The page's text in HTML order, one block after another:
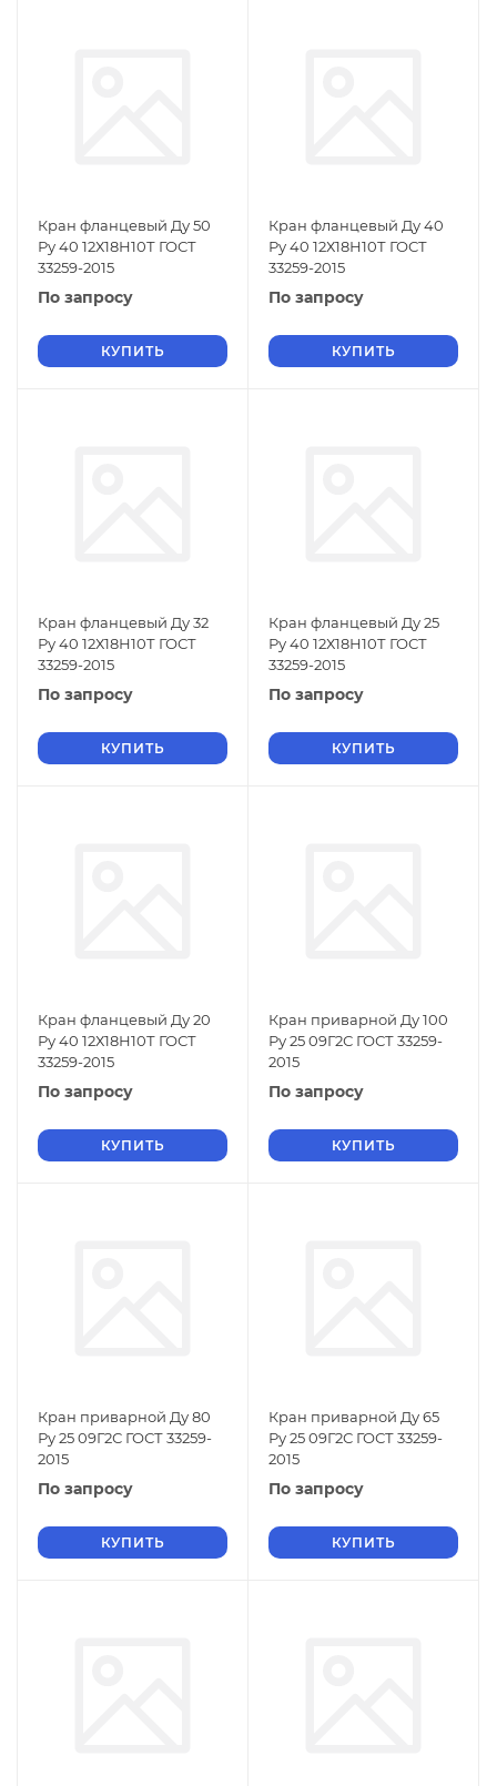
Кран фланцевый Ду 50
Ру 40 12Х18Н10Т ГОСТ
33259-2015
По запросу
КУПИТЬ
Кран фланцевый Ду 40
Ру 40 12Х18Н10Т ГОСТ
33259-2015
По запросу
КУПИТЬ
Кран фланцевый Ду 32
Ру 40 12Х18Н10Т ГОСТ
33259-2015
По запросу
КУПИТЬ
Кран фланцевый Ду 25
Ру 40 12Х18Н10Т ГОСТ
33259-2015
По запросу
КУПИТЬ
Кран фланцевый Ду 20
Ру 40 12Х18Н10Т ГОСТ
33259-2015
По запросу
КУПИТЬ
Кран приварной Ду 100
Ру 25 09Г2С ГОСТ 33259-
2015
По запросу
КУПИТЬ
Кран приварной Ду 80
Ру 25 09Г2С ГОСТ 33259-
2015
По запросу
КУПИТЬ
Кран приварной Ду 65
Ру 25 09Г2С ГОСТ 33259-
2015
По запросу
КУПИТЬ